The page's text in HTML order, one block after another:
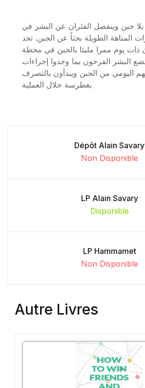
بلا جبن وينفصل الفئران عن البشر في
المتاهة الطويلة بحثاً عن الجبن. تجد
ذات يوم ممرا مليئا بالجبن في محطة
البشر الفرحون بما وجدوا إجراءات
اليومي من الجبن ويبدأون بالتصرف
بغطرسة خلال العملية
Dépôt Alain Savary
Non Disponible
LP Alain Savary
Disponible
LP Hammamet
Non Disponible
Autre Livres